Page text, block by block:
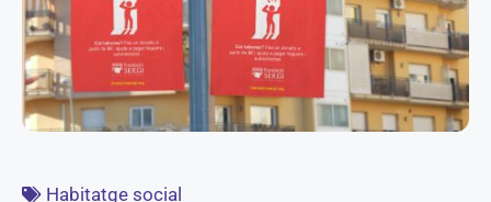
Habitatge social